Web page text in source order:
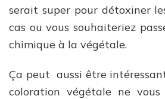
serait super pour détoxiner
cas ou vous souhaiteriez
chimique à la végétale.
Ça peut aussi être
coloration végétale ne